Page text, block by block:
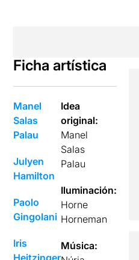
Ficha artística
Manel
Salas
Palau
Julyen
Hamilton
Paolo
Gingolani
Iris
Heitzinger
Idea
original:
Manel
Salas
Palau
Iluminación:
Horne
Horneman
Música: